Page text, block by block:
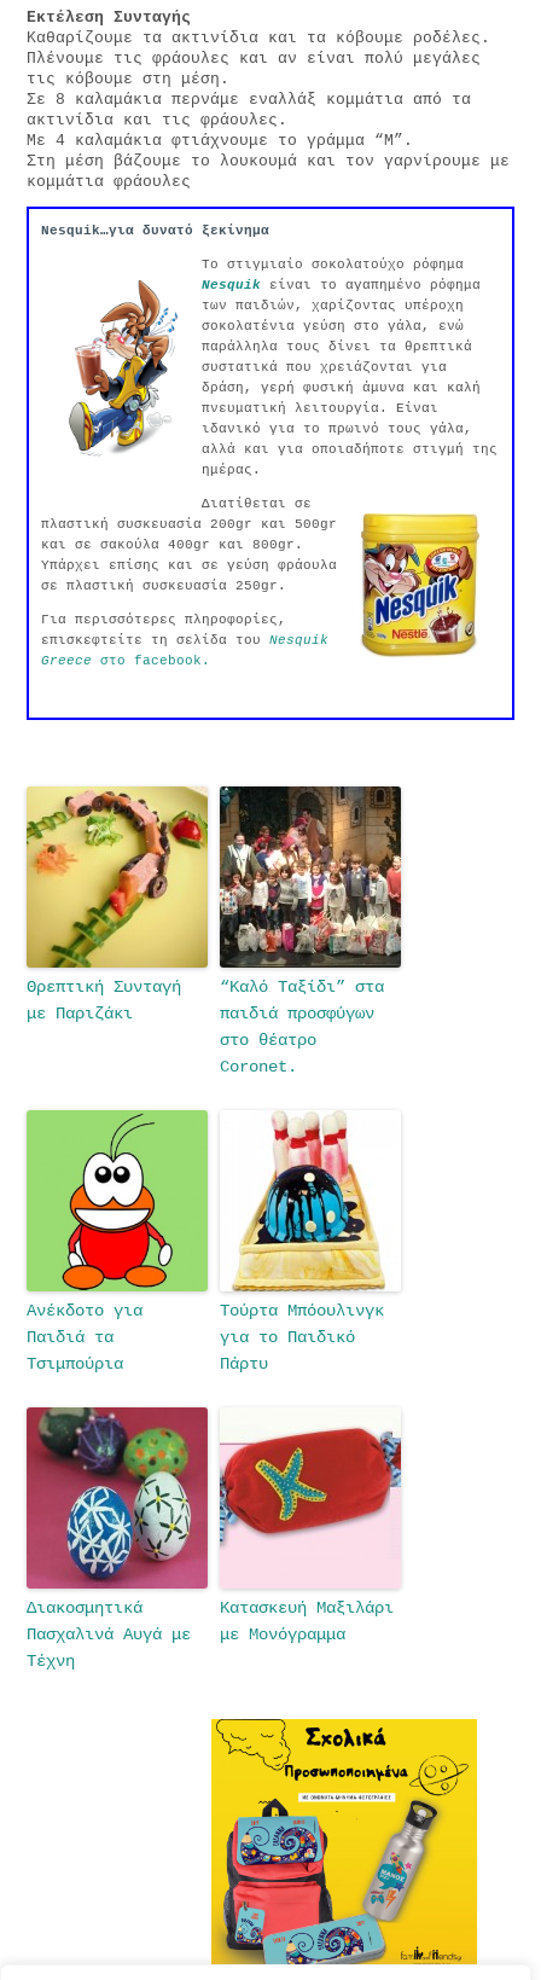
Εκτέλεση Συνταγής
Καθαρίζουμε τα ακτινίδια και τα κόβουμε ροδέλες.
Πλένουμε τις φράουλες και αν είναι πολύ μεγάλες
τις κόβουμε στη μέση.
Σε 8 καλαμάκια περνάμε εναλλάξ κομμάτια από τα
ακτινίδια και τις φράουλες.
Με 4 καλαμάκια φτιάχνουμε το γράμμα “Μ”.
Στη μέση βάζουμε το λουκουμά και τον γαρνίρουμε με
κομμάτια φράουλες
Nesquik…για δυνατό ξεκίνημα
Το στιγμιαίο σοκολατούχο ρόφημα
Nesquik είναι το αγαπημένο ρόφημα
των παιδιών, χαρίζοντας υπέροχη
σοκολατένια γεύση στο γάλα, ενώ
παράλληλα τους δίνει τα θρεπτικά
συστατικά που χρειάζονται για
δράση, γερή φυσική άμυνα και καλή
πνευματική λειτουργία. Είναι
ιδανικό για το πρωινό τους γάλα,
αλλά και για οποιαδήποτε στιγμή της
ημέρας.
Διατίθεται σε
πλαστική συσκευασία 200gr και 500gr
και σε σακούλα 400gr και 800gr.
Υπάρχει επίσης και σε γεύση φράουλα
σε πλαστική συσκευασία 250gr.
Για περισσότερες πληροφορίες,
επισκεφτείτε τη σελίδα τουNesquik
Greece
στο facebook.
Θρεπτική Συνταγή
με Παριζάκι
“Καλό Ταξίδι” στα
παιδιά προσφύγων
στο θέατρο
Coronet.
Ανέκδοτο για
Παιδιά τα
Τσιμπούρια
Τούρτα Μπόουλινγκ
για το Παιδικό
Πάρτυ
Διακοσμητικά
Πασχαλινά Αυγά με
Τέχνη
Κατασκευή Μαξιλάρι
με Μονόγραμμα